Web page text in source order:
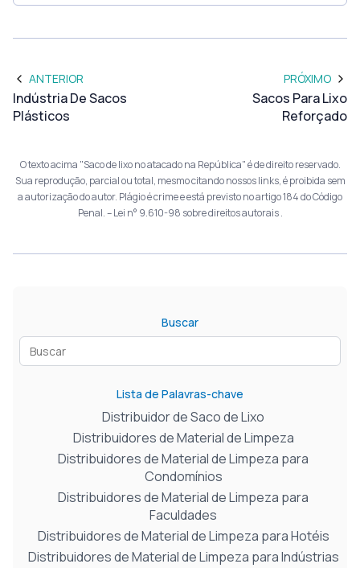
ANTERIOR
Indústria De Sacos
Plásticos
PRÓXIMO
Sacos Para Lixo
Reforçado
O texto acima "Saco de lixo no atacado na República" é de direito reservado.
Sua reprodução, parcial ou total, mesmo citando nossos links, é proibida sem
a autorização do autor. Plágio é crime e está previsto no artigo 184 do Código
Penal. –Lei n° 9.610-98 sobre direitos autorais.
Buscar
Lista de Palavras-chave
Distribuidor de Saco de Lixo
Distribuidores de Material de Limpeza
Distribuidores de Material de Limpeza para
Condomínios
Distribuidores de Material de Limpeza para
Faculdades
Distribuidores de Material de Limpeza para Hotéis
Distribuidores de Material de Limpeza para Indústrias